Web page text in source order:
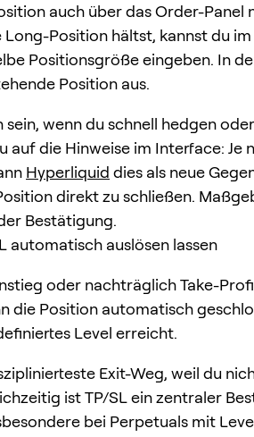
auch über das Order-Panel
Long-Position hältst, kannst du im
Positionsgröße eingeben. In
Position aus.
sein, wenn du schnell hedgen
auf die Hinweise im Interface: Je
Hyperliquid dies als neue
direkt zu schließen.
Bestätigung.
automatisch auslösen lassen
oder nachträglich Take-
die Position automatisch
Level erreicht.
Exit-Weg, weil du
ist TP/SL ein zentraler
bei Perpetuals mit